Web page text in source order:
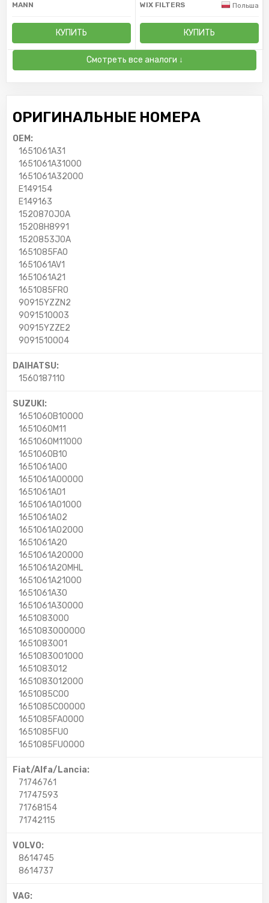
MANN
КУПИТЬ
WIX FILTERS Польша
КУПИТЬ
Смотреть все аналоги ↓
ОРИГИНАЛЬНЫЕ НОМЕРА
OEM:
1651061A31
1651061A31000
1651061A32000
E149154
E149163
1520870J0A
15208H8991
1520853J0A
1651085FA0
1651061AV1
1651061A21
1651085FR0
90915YZZN2
9091510003
90915YZZE2
9091510004
DAIHATSU:
1560187110
SUZUKI:
1651060B10000
1651060M11
1651060M11000
1651060B10
1651061A00
1651061A00000
1651061A01
1651061A01000
1651061A02
1651061A02000
1651061A20
1651061A20000
1651061A20MHL
1651061A21000
1651061A30
1651061A30000
1651083000
1651083000000
1651083001
1651083001000
1651083012
1651083012000
1651085C00
1651085C00000
1651085FA0000
1651085FU0
1651085FU0000
Fiat/Alfa/Lancia:
71746761
71747593
71768154
71742115
VOLVO:
8614745
8614737
VAG: